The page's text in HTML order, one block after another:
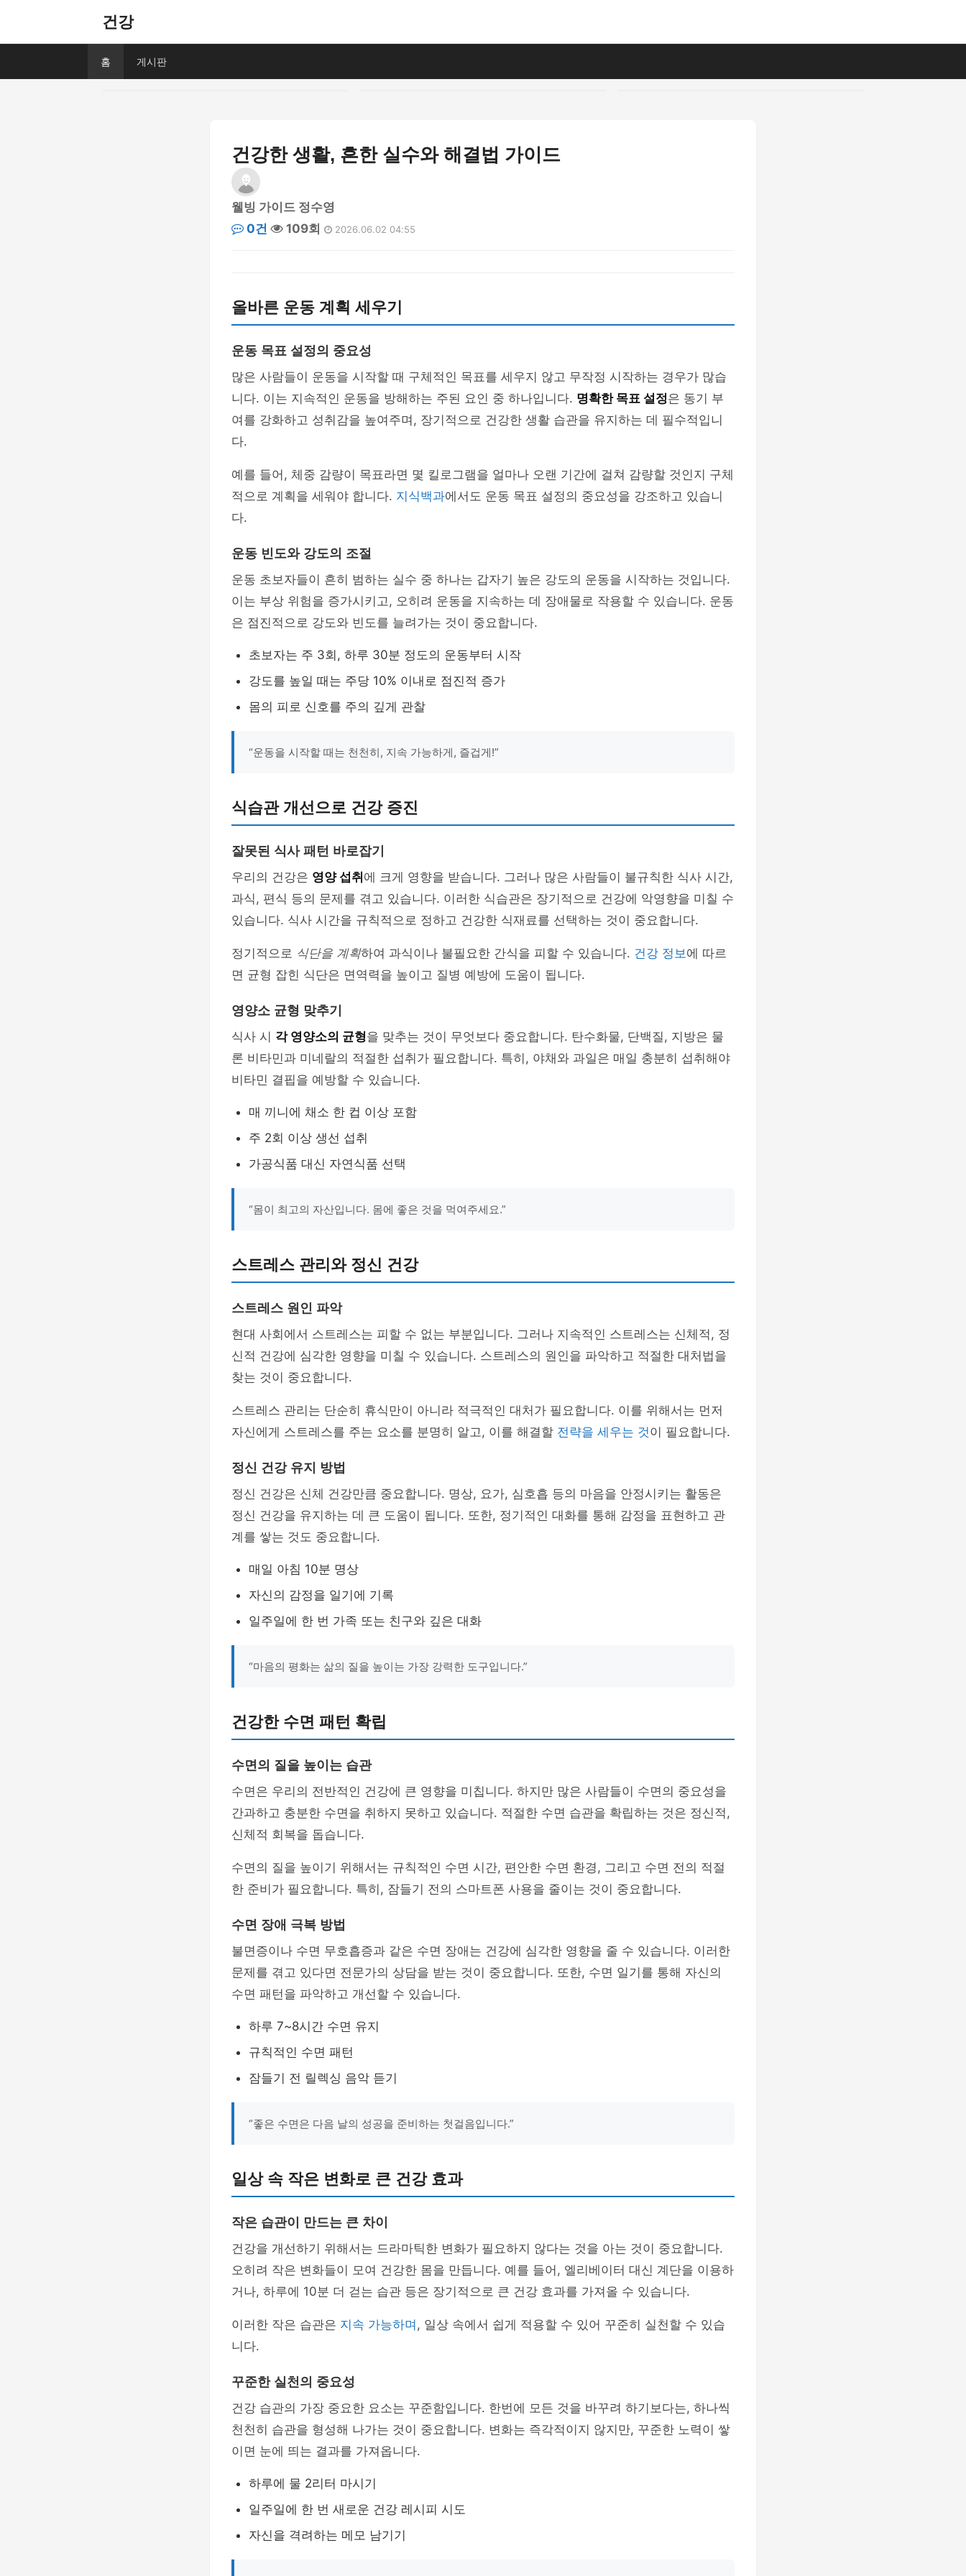
건강
홈 게시판
건강한 생활, 흔한 실수와 해결법 가이드
웰빙 가이드 정수영
0건
109회 2026.06.02 04:55
올바른 운동 계획 세우기
운동 목표 설정의 중요성
많은 사람들이 운동을 시작할 때 구체적인 목표를 세우지 않고 무작정 시작하는 경우가 많습
니다. 이는 지속적인 운동을 방해하는 주된 요인 중 하나입니다. 명확한 목표 설정은 동기 부
여를 강화하고 성취감을 높여주며, 장기적으로 건강한 생활 습관을 유지하는 데 필수적입니
다.
예를 들어, 체중 감량이 목표라면 몇 킬로그램을 얼마나 오랜 기간에 걸쳐 감량할 것인지 구체
적으로 계획을 세워야 합니다. 지식백과에서도 운동 목표 설정의 중요성을 강조하고 있습니
다.
운동 빈도와 강도의 조절
운동 초보자들이 흔히 범하는 실수 중 하나는 갑자기 높은 강도의 운동을 시작하는 것입니다.
이는 부상 위험을 증가시키고, 오히려 운동을 지속하는 데 장애물로 작용할 수 있습니다. 운동
은 점진적으로 강도와 빈도를 늘려가는 것이 중요합니다.
초보자는 주 3회, 하루 30분 정도의 운동부터 시작
강도를 높일 때는 주당 10% 이내로 점진적 증가
몸의 피로 신호를 주의 깊게 관찰
“운동을 시작할 때는 천천히, 지속 가능하게, 즐겁게!”
식습관 개선으로 건강 증진
잘못된 식사 패턴 바로잡기
우리의 건강은 영양 섭취 에 크게 영향을 받습니다. 그러나 많은 사람들이 불규칙한 식사 시간,
과식, 편식 등의 문제를 겪고 있습니다. 이러한 식습관은 장기적으로 건강에 악영향을 미칠 수
있습니다. 식사 시간을 규칙적으로 정하고 건강한 식재료를 선택하는 것이 중요합니다.
정기적으로 식단을 계획하여 과식이나 불필요한 간식을 피할 수 있습니다. 건강 정보에 따르
면 균형 잡힌 식단은 면역력을 높이고 질병 예방에 도움이 됩니다.
영양소 균형 맞추기
식사 시 각 영양소의 균형을 맞추는 것이 무엇보다 중요합니다. 탄수화물, 단백질, 지방은 물
론 비타민과 미네랄의 적절한 섭취가 필요합니다. 특히, 야채와 과일은 매일 충분히 섭취해야
비타민 결핍을 예방할 수 있습니다.
매 끼니에 채소 한 컵 이상 포함
주 2회 이상 생선 섭취
가공식품 대신 자연식품 선택
“몸이 최고의 자산입니다. 몸에 좋은 것을 먹여주세요.”
스트레스 관리와 정신 건강
스트레스 원인 파악
현대 사회에서 스트레스는 피할 수 없는 부분입니다. 그러나 지속적인 스트레스는 신체적, 정
신적 건강에 심각한 영향을 미칠 수 있습니다. 스트레스의 원인을 파악하고 적절한 대처법을
찾는 것이 중요합니다.
스트레스 관리는 단순히 휴식만이 아니라 적극적인 대처가 필요합니다. 이를 위해서는 먼저
자신에게 스트레스를 주는 요소를 분명히 알고, 이를 해결할 전략을 세우는 것이 필요합니다.
정신 건강 유지 방법
정신 건강은 신체 건강만큼 중요합니다. 명상, 요가, 심호흡 등의 마음을 안정시키는 활동은
정신 건강을 유지하는 데 큰 도움이 됩니다. 또한, 정기적인 대화를 통해 감정을 표현하고 관
계를 쌓는 것도 중요합니다.
매일 아침 10분 명상
자신의 감정을 일기에 기록
일주일에 한 번 가족 또는 친구와 깊은 대화
“마음의 평화는 삶의 질을 높이는 가장 강력한 도구입니다.”
건강한 수면 패턴 확립
수면의 질을 높이는 습관
수면은 우리의 전반적인 건강에 큰 영향을 미칩니다. 하지만 많은 사람들이 수면의 중요성을
간과하고 충분한 수면을 취하지 못하고 있습니다. 적절한 수면 습관을 확립하는 것은 정신적,
신체적 회복을 돕습니다.
수면의 질을 높이기 위해서는 규칙적인 수면 시간, 편안한 수면 환경, 그리고 수면 전의 적절
한 준비가 필요합니다. 특히, 잠들기 전의 스마트폰 사용을 줄이는 것이 중요합니다.
수면 장애 극복 방법
불면증이나 수면 무호흡증과 같은 수면 장애는 건강에 심각한 영향을 줄 수 있습니다. 이러한
문제를 겪고 있다면 전문가의 상담을 받는 것이 중요합니다. 또한, 수면 일기를 통해 자신의
수면 패턴을 파악하고 개선할 수 있습니다.
하루 7~8시간 수면 유지
규칙적인 수면 패턴
잠들기 전 릴렉싱 음악 듣기
“좋은 수면은 다음 날의 성공을 준비하는 첫걸음입니다.”
일상 속 작은 변화로 큰 건강 효과
작은 습관이 만드는 큰 차이
건강을 개선하기 위해서는 드라마틱한 변화가 필요하지 않다는 것을 아는 것이 중요합니다.
오히려 작은 변화들이 모여 건강한 몸을 만듭니다. 예를 들어, 엘리베이터 대신 계단을 이용하
거나, 하루에 10분 더 걷는 습관 등은 장기적으로 큰 건강 효과를 가져올 수 있습니다.
이러한 작은 습관은 지속 가능하며 , 일상 속에서 쉽게 적용할 수 있어 꾸준히 실천할 수 있습
니다.
꾸준한 실천의 중요성
건강 습관의 가장 중요한 요소는 꾸준함입니다. 한번에 모든 것을 바꾸려 하기보다는, 하나씩
천천히 습관을 형성해 나가는 것이 중요합니다. 변화는 즉각적이지 않지만, 꾸준한 노력이 쌓
이면 눈에 띄는 결과를 가져옵니다.
하루에 물 2리터 마시기
일주일에 한 번 새로운 건강 레시피 시도
자신을 격려하는 메모 남기기